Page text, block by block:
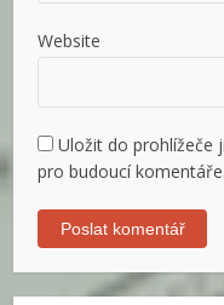
Website
Uložit do prohlížeče
pro budoucí komentáře.